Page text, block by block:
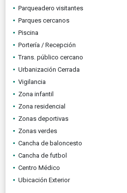
Parqueadero visitantes
Parques cercanos
Piscina
Portería / Recepción
Trans. público cercano
Urbanización Cerrada
Vigilancia
Zona infantil
Zona residencial
Zonas deportivas
Zonas verdes
Cancha de baloncesto
Cancha de futbol
Centro Médico
Ubicación Exterior